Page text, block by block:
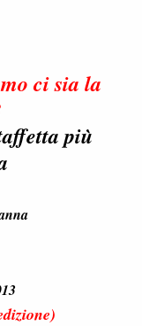
ci sia la
più